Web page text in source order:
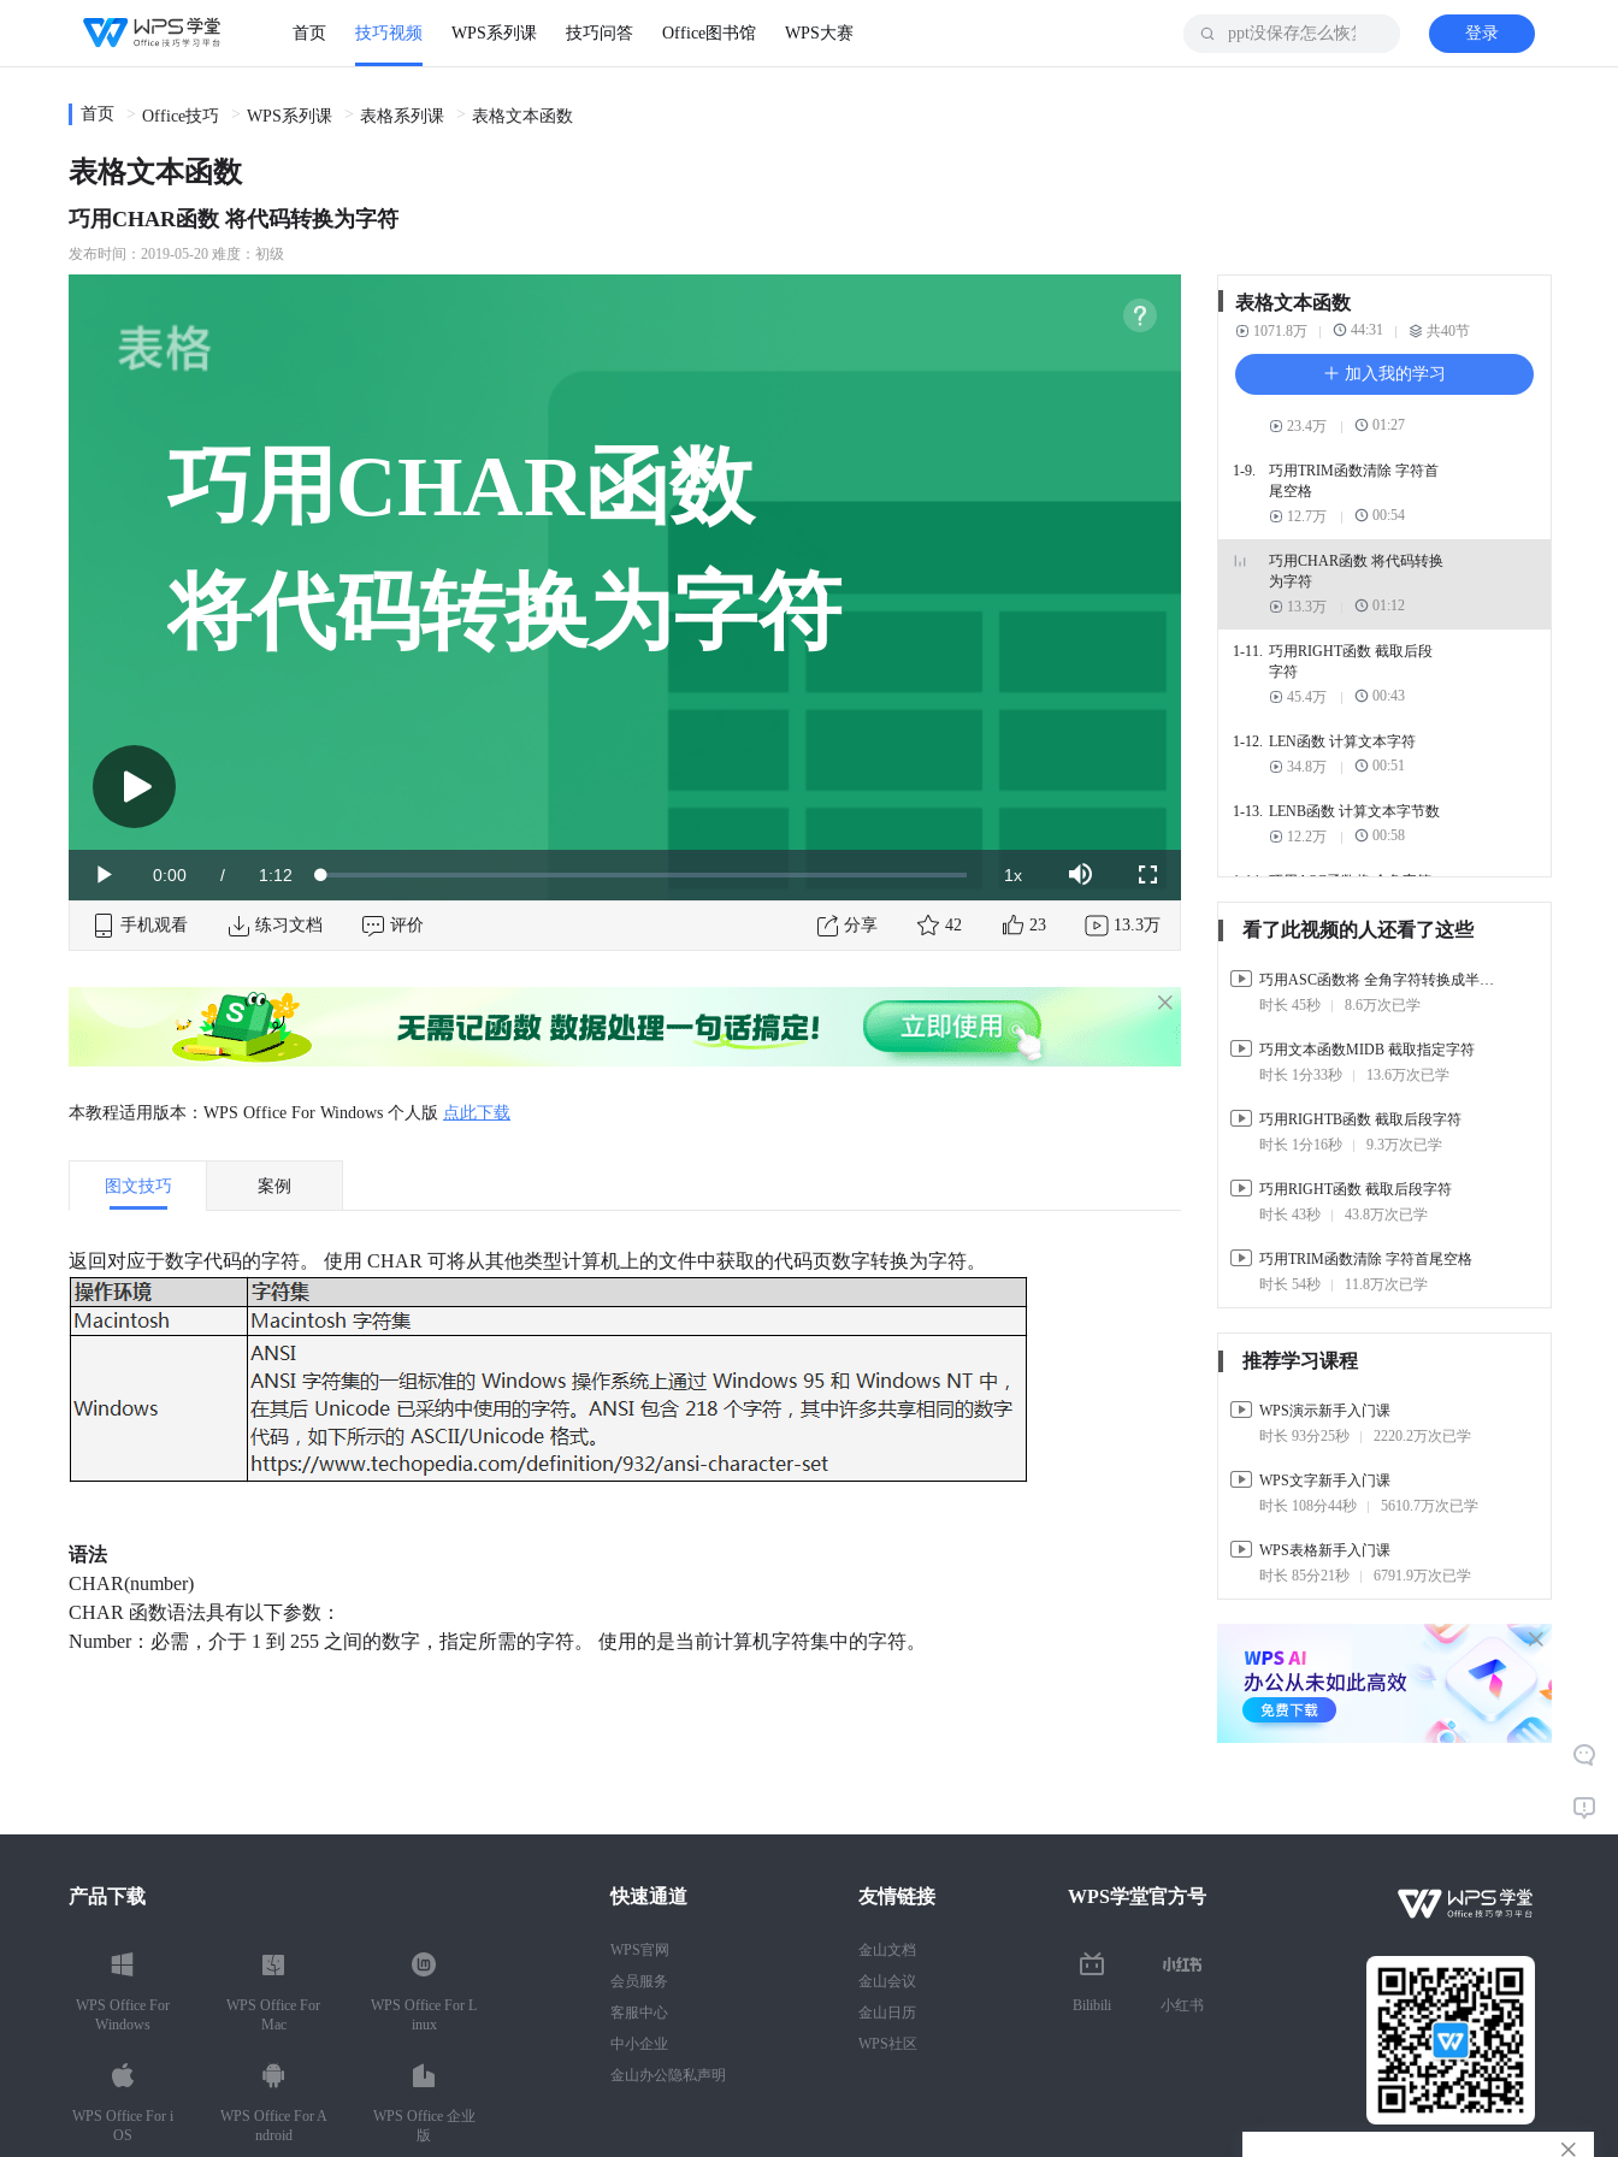
首页 技巧视频 WPS系列课 技巧问答 Office图书馆 WPS大赛 登录
首页 Office技巧 WPS系列课 表格系列课 表格文本函数
表格文本函数
巧用CHAR函数 将代码转换为字符
发布时间：2019-05-20 难度：初级
Play Current
Time
0:00 / Duration
1:12 Loaded:
0%
1xPlayback
Rate
Mute Fullscreen
巧用CHAR函数
将代码转换为字符
手机观看 练习文档 评价 分享 42 23 13.3万
本教程适用版本：WPS Office For Windows 个人版 点此下载
图文技巧 案例
返回对应于数字代码的字符。 使用 CHAR 可将从其他类型计算机上的文件中获取的代码页数字转换为字符。
语法
CHAR(number)
CHAR 函数语法具有以下参数：
Number：必需，介于 1 到 255 之间的数字，指定所需的字符。 使用的是当前计算机字符集中的字符。
表格文本函数
1071.8万 44:31 共40节
加入我的学习
1-7.
SUBSTITUTE函数
54.8万
01:26
1-8.
SEARCH函数 查找字符首
23.4万
01:27
1-9.
巧用TRIM函数清除 字符首
尾空格
12.7万
00:54
巧用CHAR函数 将代码转换
为字符
13.3万
01:12
1-11. 巧用RIGHT函数 截取后段
字符
45.4万
00:43
1-12. LEN函数 计算文本字符
34.8万
00:51
1-13. LENB函数 计算文本字节数
12.2万
00:58
1-14.
巧用ASC函数将 全角字符
9.1万
00:45
1-15. 巧用REPT函数复制文本
11.5万
01:12
1-16. 巧用文本函数MIDB 截取指
定字符
14.3万
01:33
1-17.
FORMULATEXT函数
6.5万
00:41
1-18.
SEARCHB函数查找 指定字
节所在位置
1-19. TEXTJOIN函数 更强大的合
13.6万
01:01
出现的字节数
5.5万
01:21
1-22. BAHTTEXT函数将 数字转
换成泰铢
14.5万
PROPER函数转换 首字母大
写其余小写
8.4万
01:00
1-24. 巧用FIXED函数 指定小数
位数取整
错误数据
FIND函数定位某值 首次出
NUMBERSTRING函数
01:41
巧用RIGHTB函数 截取后段
01:16
看了此视频的人还看了这些
巧用ASC函数将 全角字符转换成半角字符
时长 45秒
8.6万次已学
巧用文本函数MIDB 截取指定字符
时长 1分33秒
13.6万次已学
巧用RIGHTB函数 截取后段字符
时长 1分16秒
9.3万次已学
巧用RIGHT函数 截取后段字符
时长 43秒
43.8万次已学
巧用TRIM函数清除 字符首尾空格
时长 54秒
11.8万次已学
推荐学习课程
WPS演示新手入门课
时长 93分25秒
2220.2万次已学
WPS文字新手入门课
时长 108分44秒
5610.7万次已学
WPS表格新手入门课
时长 85分21秒
6791.9万次已学
产品下载
WPS Office For
Windows
WPS Office For
Mac
WPS Office For L
inux
WPS Office For i
OS
WPS Office For A
ndroid
WPS Office 企业
版
快速通道
WPS官网
会员服务
客服中心
中小企业
金山办公隐私声明
友情链接
金山文档
金山会议
金山日历
WPS社区
WPS学堂官方号
Bilibili 小红书